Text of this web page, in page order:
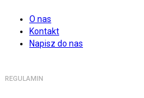
O nas
Kontakt
Napisz do nas
REGULAMIN